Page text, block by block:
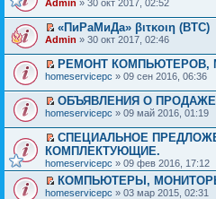
Admin » 30 окт 2017, 02:52
«ПиРаМиДа» βιτκοιη (BTC)
Admin » 30 окт 2017, 02:46
РЕМОНТ КОМПЬЮТЕРОВ,
homeservicepc » 09 сен 2016, 06:36
ОБЪЯВЛЕНИЯ О ПРОДАЖЕ
homeservicepc » 09 май 2016, 01:19
СПЕЦИАЛЬНОЕ
КОМПЛЕКТУЮЩИЕ.
homeservicepc » 09 фев 2016, 17:12
КОМПЬЮТЕРЫ,
homeservicepc » 03 мар 2015, 02:31